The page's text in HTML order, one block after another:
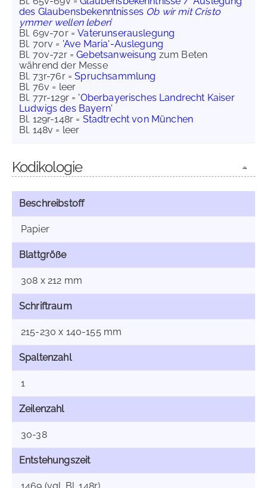
des Glaubensbekenntnisses Ob wir mit Cristo
ymmer wellen leben'
Bl. 69v-70r =Vaterunserauslegung
Bl. 70rv = 'Ave Maria'-Auslegung
Bl. 70v-72r =Gebetsanweisung zum Beten
während der Messe
Bl. 73r-76r =Spruchsammlung
Bl. 76v = leer
Bl. 77r-129r = 'Oberbayerisches Landrecht Kaiser
Ludwigs des Bayern'
Bl. 129r-148r = Stadtrecht von München
Bl. 148v = leer
Kodikologie
Beschreibstoff
Papier
Blattgröße
308 x 212 mm
Schriftraum
215-230 x 140-155 mm
Spaltenzahl
1
Zeilenzahl
30-38
Entstehungszeit